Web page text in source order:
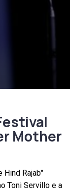
Mother
Hind Rajab"
Toni Servillo e a